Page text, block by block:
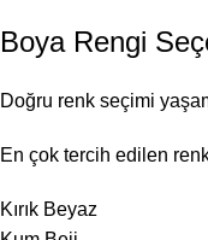
Boya Rengi
Doğru renk seçimi
En çok tercih edilen
Kırık Beyaz